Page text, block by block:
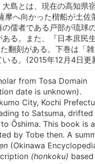
島とは、現在の高知県
摩へ向かった楷船が土佐
儒者である戸部が琉球
る。また、『日本庶民
翻刻がある。下巻は「雑
る。(2015年12月4日更
from Tosa Domain
date is unknown).
City, Kochi
to Satsuma,
Ōshima. This book is a
by Tobe then. A
(Okinawa
(honkoku)